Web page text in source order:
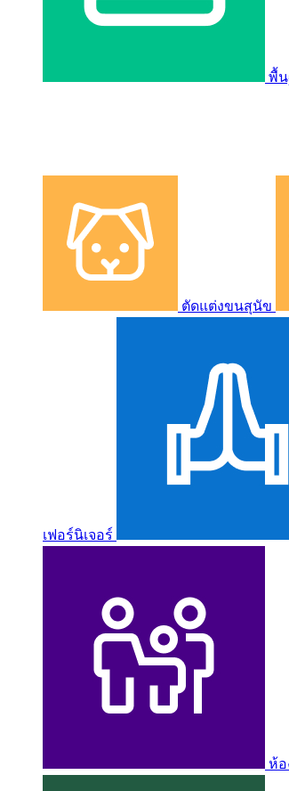
พื้น
ตัดแต่งขนสุนัข
เฟอร์นิเจอร์
ห้อ